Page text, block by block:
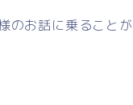
のお話に乗ることが